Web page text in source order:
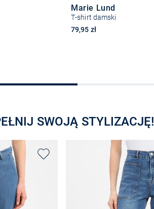
Marie Lund
T-shirt damski
79,95 zł
SWOJĄ STYLIZACJĘ!